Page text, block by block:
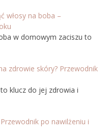
włosy na boba –
w domowym zaciszu to
zdrowie skóry? Przewodnik
klucz do jej zdrowia i
po nawilżeniu i